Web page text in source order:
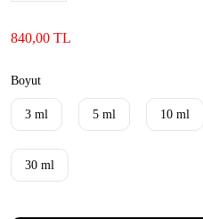
840,00 TL
Boyut
3 ml 5 ml 10 ml
30 ml